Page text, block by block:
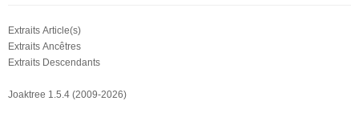
Extraits Article(s)
Extraits Ancêtres
Extraits Descendants
Joaktree 1.5.4 (2009-2026)